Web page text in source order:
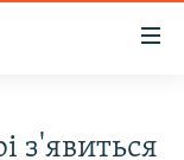
з'явиться